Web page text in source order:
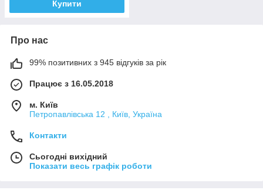
Купити
Про нас
99% позитивних з 945 відгуків за рік
Працює з 16.05.2018
м. Київ
Петропавлівська 12 , Київ, Україна
Контакти
Сьогодні вихідний
Показати весь графік роботи